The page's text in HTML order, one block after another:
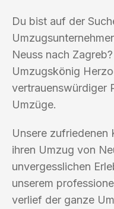
Du bist auf der
Neuss nach
Umzugskönig
vertrauenswürdiger
Umzüge.
Unsere zufriedenen
ihren Umzug von
unvergesslichen
unserem
verlief der ganze